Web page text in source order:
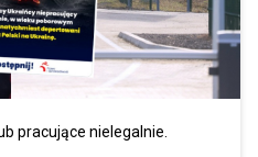
pracujące nielegalnie.